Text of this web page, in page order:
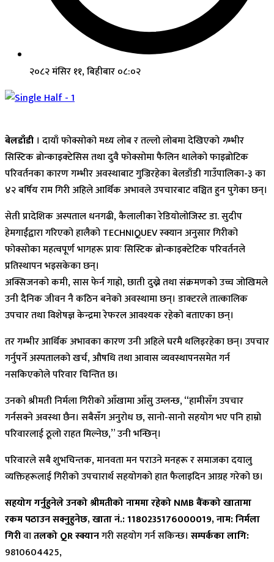
२०८२ मंसिर ११, बिहीबार ०८:०२
बेलडाँडी । दायाँ फोक्सोको मध्य लोब र तल्लो लोबमा देखिएकोगम्भीर
सिस्टिक ब्रोन्काइक्टेसिस तथा दुवै फोक्सोमा फैलिन थालेको फाइब्रोटिक
परिवर्तनका कारण गम्भीर अवस्थाबाट गुज्रिरहेका बेलडाँडी गाउँपालिका-३ का
४२ बर्षिय राम गिरी अहिले आर्थिक अभावले उपचारबाट वञ्चित हुन पुगेका छन्।
सेती प्रादेशिक अस्पताल धनगढी, कैलालीका रेडियोलोजिस्ट डा. सुदीप
हेमगाईंद्वारा गरिएको हालैको TECHNIQUEV स्क्यान अनुसार गिरीको
फोक्सोका महत्वपूर्ण भागहरू प्रायः सिस्टिक ब्रोन्काइक्टेटिक परिवर्तनले
प्रतिस्थापन भइसकेका छन्।
अक्सिजनको कमी, सास फेर्न गाह्रो, छाती दुख्ने तथा संक्रमणको उच्च जोखिमले
उनी दैनिक जीवन नै कठिन बनेको अवस्थामा छन्। डाक्टरले तात्कालिक
उपचार तथा विशेषज्ञ केन्द्रमा रेफरल आवश्यक रहेको बताएका छन्।
तर गम्भीर आर्थिक अभावका कारण उनी अहिले घरमै थलिइरहेका छन्। उपचार
गर्नुपर्ने अस्पतालको खर्च, औषधि तथा आवास व्यवस्थापनसमेत गर्न
नसकिएकोले परिवार चिन्तित छ।
उनको श्रीमती निर्मला गिरीको आँखामा आँसु उम्लन्छ, “हामीसँग उपचार
गर्नसक्ने अवस्था छैन। सबैसँग अनुरोध छ, सानो-सानो सहयोग भए पनि हाम्रो
परिवारलाई ठूलो राहत मिल्नेछ,” उनी भन्छिन्।
परिवारले सबै शुभचिन्तक, मानवता मन पराउने मनहरू र समाजका दयालु
व्यक्तिहरूलाई गिरीको उपचारार्थ सहयोगको हात फैलाइदिन आग्रह गरेको छ।
सहयोग गर्नुहुनेले उनको श्रीमतीको नाममा रहेको NMB बैंकको खातामा
रकम पठाउन सक्नुहुनेछ,खाता नं.: 1180235176000019, नाम: निर्मला
गिरीवातलको QR स्क्यानगरी सहयोग गर्न सकिन्छ। सम्पर्कका लागि:
9810604425,